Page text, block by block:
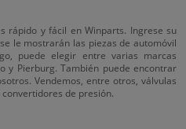
rápido y fácil en Winparts. Ingrese su
le mostrarán las piezas de automóvil
puede elegir entre varias marcas
y Pierburg. También puede encontrar
Vendemos, entre otros, válvulas
convertidores de presión.